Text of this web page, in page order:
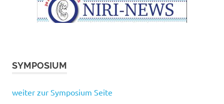
SYMPOSIUM
weiter zur Symposium Seite